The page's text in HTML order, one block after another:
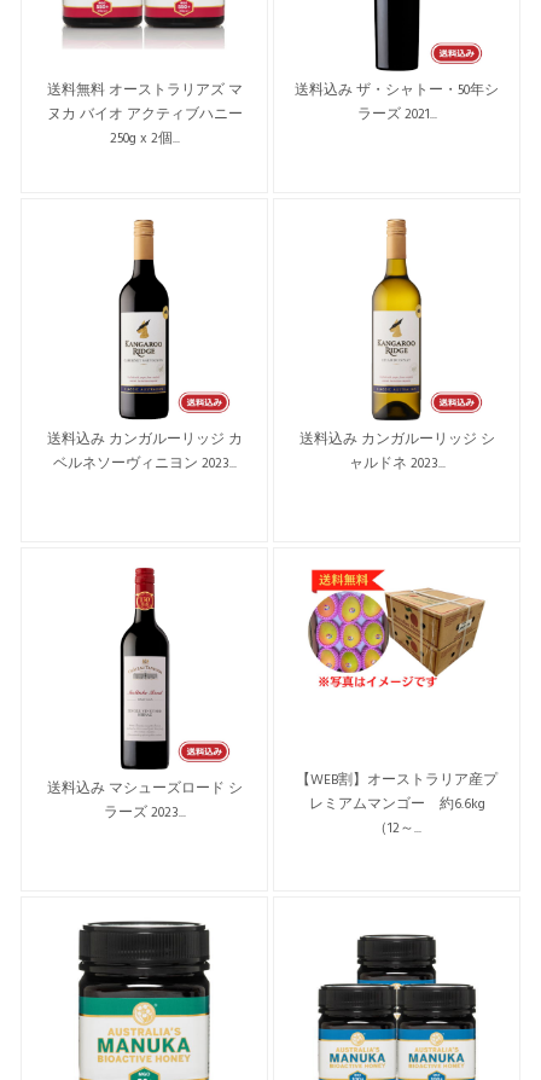
送料無料 オーストラリアズ マ
ヌカ バイオ アクティブハニー
250g x 2個...
送料込み ザ・シャトー・50年シ
ラーズ 2021...
送料込み カンガルーリッジ カ
ベルネソーヴィニヨン 2023...
送料込み カンガルーリッジ シ
ャルドネ 2023...
送料込み マシューズロード シ
ラーズ 2023...
【WEB割】オーストラリア産プ
レミアムマンゴー 約6.6kg
（12～...